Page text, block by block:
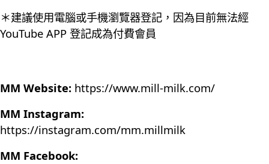
＊建議使用電腦或手機瀏覽器登記，因為目前無法經
YouTube APP 登記成為付費會員
MM Website: https://www.mill-milk.com/
MM Instagram:
https://instagram.com/mm.millmilk
MM Facebook: